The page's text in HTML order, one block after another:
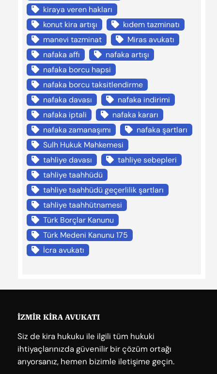
kiraya veren hakları
konut kira artışı
kıdem tazminatı
manevi tazminat
Miras avukatı
nafaka affı
nafaka artışı
nafaka borcu hapsi
nafaka borcu taksitlendirme
nafaka davası
nafaka indirimi
nafaka iptali
nafaka kararı
nafaka zamanaşımı
nafaka şartları
Sulh Hukuk Mahkemesi
tahliye davası
tahliye sebepleri
tahliye taahhüdü
tahliye taahhüdü geçerlilik şartları
tahliye taahhütnamesi
Türk Borçlar Kanunu
Türk Medeni Kanunu 175
İcra avukatı
İZMİR KİRA AVUKATI
Siz de kira hukuku ile ilgili tüm hukuki
ihtiyaçlarınızda güvenilir bir çözüm ortağı
arıyorsanız, hemen bizimle iletişime geçin.